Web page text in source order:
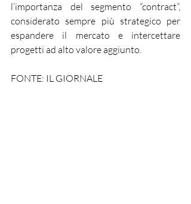
l’importanza del segmento “contract”,
considerato sempre più strategico per
espandere il mercato e intercettare
progetti ad alto valore aggiunto.
FONTE: IL GIORNALE